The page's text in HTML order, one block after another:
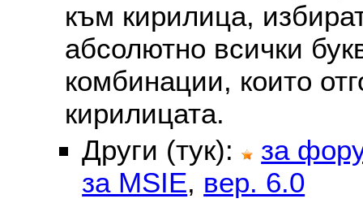
към кирилица,
абсолютно всички
комбинации, които
кирилицата.
Други (тук):
за
за MSIE, вер. 6.0